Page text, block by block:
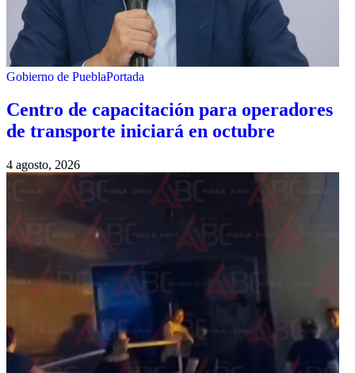
Gobierno de PueblaPortada
Centro de capacitación para operadores
de transporte iniciará en octubre
4 agosto, 2026